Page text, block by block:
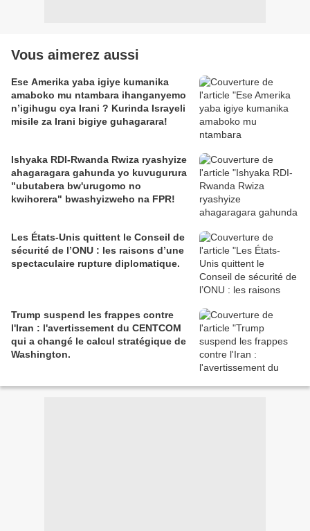
Vous aimerez aussi
Ese Amerika yaba igiye kumanika
amaboko mu ntambara ihanganyemo
n’igihugu cya Irani ? Kurinda Israyeli
misile za Irani bigiye guhagarara!
Ishyaka RDI-Rwanda Rwiza ryashyize
ahagaragara gahunda yo kuvugurura
"ubutabera bw'urugomo no
kwihorera" bwashyizweho na FPR!
Les États-Unis quittent le Conseil de
sécurité de l’ONU : les raisons d’une
spectaculaire rupture diplomatique.
Trump suspend les frappes contre
l'Iran : l'avertissement du CENTCOM
qui a changé le calcul stratégique de
Washington.